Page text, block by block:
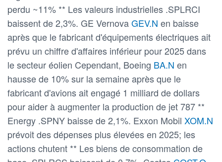
perdu ~11% ** Les valeurs industrielles .SPLRCI
baissent de 2,3%. GE VernovaGEV.N en baisse
après que le fabricant d'équipements électriques ait
prévu un chiffre d'affaires inférieur pour 2025 dans
le secteur éolien Cependant, Boeing BA.N en
hausse de 10% sur la semaine après que le
fabricant d'avions ait engagé 1 milliard de dollars
pour aider à augmenter la production de jet 787 **
Energy .SPNY baisse de 2,1%. Exxon Mobil XOM.N
prévoit des dépenses plus élevées en 2025; les
actions chutent ** Les biens de consommation de